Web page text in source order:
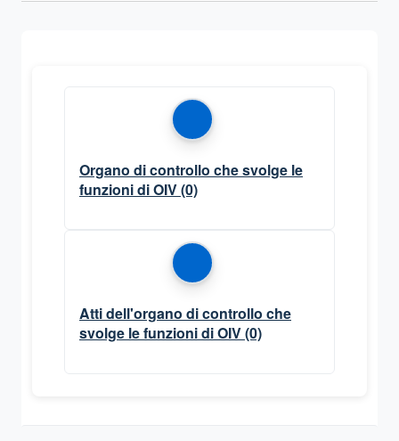
Organo di controllo che svolge le
funzioni di OIV(0)
Atti dell'organo di controllo che
svolge le funzioni di OIV(0)